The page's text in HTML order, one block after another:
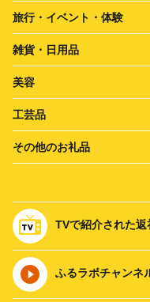
旅行・イベント・体験
雑貨・日用品
美容
工芸品
その他のお礼品
TVで紹介された
ふるラボチャンネ